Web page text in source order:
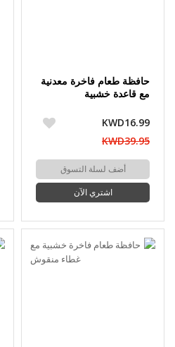
حافظة طعام فاخرة معدنية
مع قاعدة خشبية
KWD16.99
KWD39.95
أضف لسلة التسوق
اشتري الآن